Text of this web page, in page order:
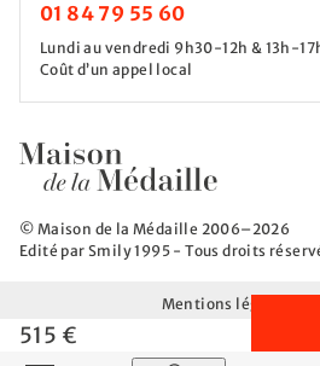
515 €
© Maison de la Médaille 2006–2026
Edité par Smily 1995 - Tous droits
01 84 79 55 60
Lundi au vendredi 9h30-12h & 13h-
Coût d’un appel local
Mentions légales
Politique de protection